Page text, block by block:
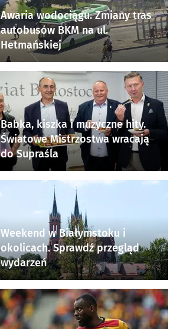
Awaria wodociągu. Zmiany tras
autobusów BKM na ul.
Hetmańskiej
Babka, kiszka i muzyczne hity.
Światowe Mistrzostwa wracają
do Supraśla
Weekend w Białymstoku i
okolicach. Sprawdź przegląd
wydarzeń